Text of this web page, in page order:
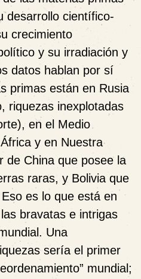
desarrollo científico-
crecimiento
y su irradiación y
datos hablan por sí
primas están en Rusia
riquezas inexplotadas
en el Medio
y en Nuestra
de China que posee la
raras, y Bolivia que
es lo que está en
bravatas e intrigas
Una
sería el primer
mundial;